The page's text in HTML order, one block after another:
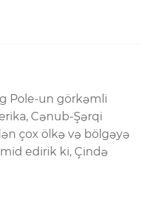
Pole-un görkəmli
Cənub-Şərqi
çox ölkə və bölgəyə
edirik ki, Çində